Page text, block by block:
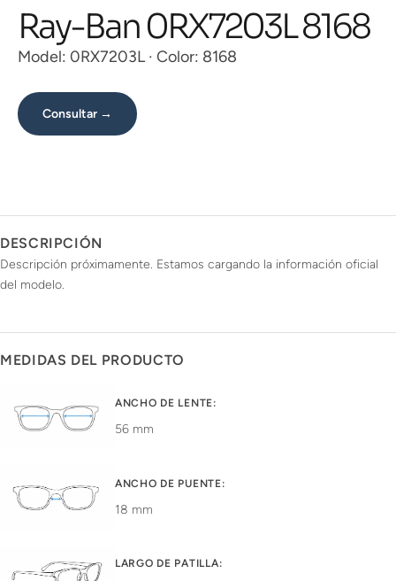
Ray-Ban 0RX7203L 8168
Model: 0RX7203L · Color: 8168
Consultar →
DESCRIPCIÓN
Descripción próximamente. Estamos cargando la información oficial
del modelo.
MEDIDAS DEL PRODUCTO
ANCHO DE LENTE:
56 mm
ANCHO DE PUENTE:
18 mm
LARGO DE PATILLA: